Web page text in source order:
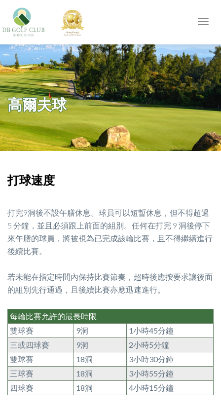
高爾夫球
打球速度
打完9洞後不設午膳休息。球員可以短暫休息，但不得超過
5 分鐘，並且必須跟上前面的組別。任何在打完 9 洞後停下
來午膳的球員，將被視為已完成該輪比賽，且不得繼續進行
後續比賽。
若未能在指定時間內保持比賽節奏，超時後應按要求讓後面
的組別先行通過，且後續比賽亦應迅速進行。
每輪比賽允許的最長時限
雙球賽
9洞
1小時45分鐘
三或四球賽
9洞
2小時5分鐘
雙球賽
18洞
3小時30分鐘
三球賽
18洞
3小時55分鐘
四球賽
18洞 4小時15分鐘